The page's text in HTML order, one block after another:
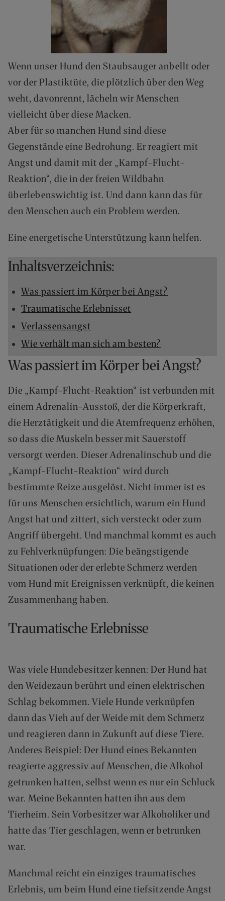
5
-
9
8
4
0
-
0
P
O
T
F
E
I
W
A
E
N
W
E
R
F
Ü
R
N
D
U
N
E
N
B
E
M
S
A
D
I
N
E
H
A
B
D
E
U
T
C
L
Wenn unser Hund den Staubsauger anbellt oder
vor der Plastiktüte, die plötzlich über den Weg
weht, davonrennt, lächeln wir Menschen
vielleicht über diese Macken.
Aber für so manchen Hund sind diese
Gegenstände eine Bedrohung. Er reagiert mit
Angst und damit mit der „Kampf-Flucht-
Reaktion“, die in der freien Wildbahn
überlebenswichtig ist. Und dann kann das für
den Menschen auch ein Problem werden.
Eine energetische Unterstützung kann helfen.
Inhaltsverzeichnis:
Was passiert im Körper bei Angst?
Traumatische Erlebnisset
Verlassensangst
Wie verhält man sich am besten?
Was passiert im Körper bei Angst?
Die „Kampf-Flucht-Reaktion“ ist verbunden mit
einem Adrenalin-Ausstoß, der die Körperkraft,
die Herztätigkeit und die Atemfrequenz erhöhen,
so dass die Muskeln besser mit Sauerstoff
versorgt werden. Dieser Adrenalinschub und die
„Kampf-Flucht-Reaktion“ wird durch
bestimmte Reize ausgelöst. Nicht immer ist es
für uns Menschen ersichtlich, warum ein Hund
Angst hat und zittert, sich versteckt oder zum
Angriff übergeht. Und manchmal kommt es auch
zu Fehlverknüpfungen: Die beängstigende
Situationen oder der erlebte Schmerz werden
vom Hund mit Ereignissen verknüpft, die keinen
Zusammenhang haben.
Traumatische Erlebnisse
Was viele Hundebesitzer kennen: Der Hund hat
den Weidezaun berührt und einen elektrischen
Schlag bekommen. Viele Hunde verknüpfen
dann das Vieh auf der Weide mit dem Schmerz
und reagieren dann in Zukunft auf diese Tiere.
Anderes Beispiel: Der Hund eines Bekannten
reagierte aggressiv auf Menschen, die Alkohol
getrunken hatten, selbst wenn es nur ein Schluck
war. Meine Bekannten hatten ihn aus dem
Tierheim. Sein Vorbesitzer war Alkoholiker und
hatte das Tier geschlagen, wenn er betrunken
war.
Manchmal reicht ein einziges traumatisches
Erlebnis, um beim Hund eine tiefsitzende Angst